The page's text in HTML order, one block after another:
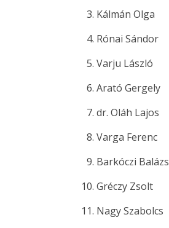
Kálmán Olga
Rónai Sándor
Varju László
Arató Gergely
dr. Oláh Lajos
Varga Ferenc
Barkóczi Balázs
Gréczy Zsolt
Nagy Szabolcs